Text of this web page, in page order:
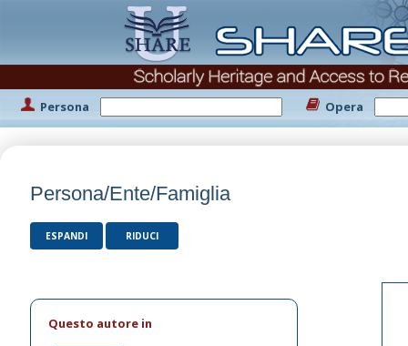
Persona Opera
Persona/Ente/Famiglia
ESPANDI RIDUCI
Questo autore in